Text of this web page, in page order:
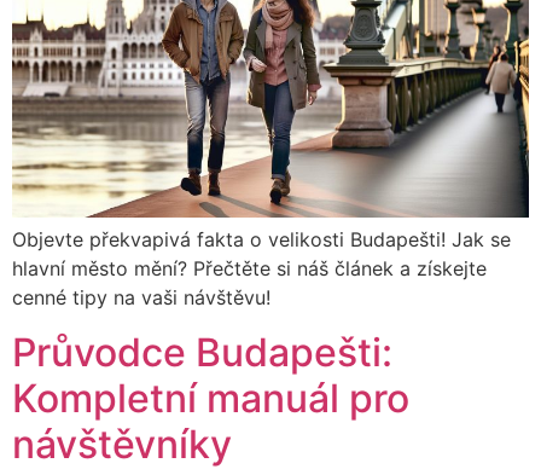
Objevte překvapivá fakta o velikosti Budapešti! Jak se
hlavní město mění? Přečtěte si náš článek a získejte
cenné tipy na vaši návštěvu!
Průvodce Budapešti:
Kompletní manuál pro
návštěvníky